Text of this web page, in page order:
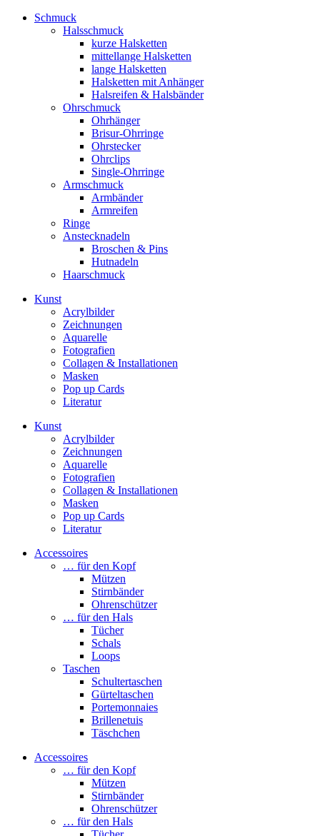
Schmuck
Halsschmuck
kurze Halsketten
mittellange Halsketten
lange Halsketten
Halsketten mit Anhänger
Halsreifen & Halsbänder
Ohrschmuck
Ohrhänger
Brisur-Ohrringe
Ohrstecker
Ohrclips
Single-Ohrringe
Armschmuck
Armbänder
Armreifen
Ringe
Anstecknadeln
Broschen & Pins
Hutnadeln
Haarschmuck
Kunst
Acrylbilder
Zeichnungen
Aquarelle
Fotografien
Collagen & Installationen
Masken
Pop up Cards
Literatur
Kunst
Acrylbilder
Zeichnungen
Aquarelle
Fotografien
Collagen & Installationen
Masken
Pop up Cards
Literatur
Accessoires
… für den Kopf
Mützen
Stirnbänder
Ohrenschützer
… für den Hals
Tücher
Schals
Loops
Taschen
Schultertaschen
Gürteltaschen
Portemonnaies
Brillenetuis
Täschchen
Accessoires
… für den Kopf
Mützen
Stirnbänder
Ohrenschützer
… für den Hals